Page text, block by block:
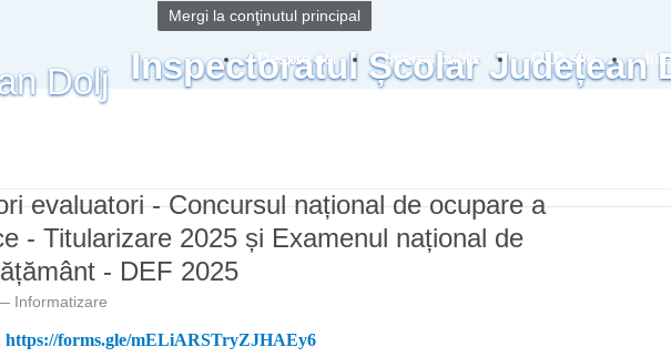
Mergi la conţinutul principal
Inspectoratul Școlar Județean
Despre noi Interes public OLD site
evaluatori - Concursul național de ocupare a
- Titularizare 2025 și Examenul național de
- DEF 2025
Informatizare
https://forms.gle/mELiARSTryZJHAEy6